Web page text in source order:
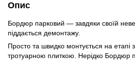
Опис
Бордюр парковий — завдяки своїй
піддається демонтажу.
Просто та швидко монтується на етапі
тротуарною плиткою. Нерідко Бордюр